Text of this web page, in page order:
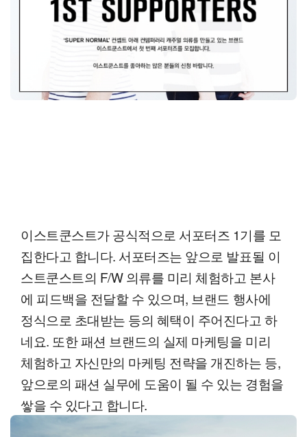
이스트쿤스트가 공식적으로 서포터즈 1기를 모
집한다고 합니다. 서포터즈는 앞으로 발표될 이
스트쿤스트의 F/W 의류를 미리 체험하고 본사
에 피드백을 전달할 수 있으며, 브랜드 행사에
정식으로 초대받는 등의 혜택이 주어진다고 하
네요. 또한 패션 브랜드의 실제 마케팅을 미리
체험하고 자신만의 마케팅 전략을 개진하는 등,
앞으로의 패션 실무에 도움이 될 수 있는 경험을
쌓을 수 있다고 합니다.